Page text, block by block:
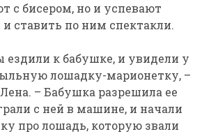
с бисером, но и успевают
и ставить по ним спектакли.
к бабушке, и увидели у
лошадку-марионетку, –
– Бабушка разрешила ее
с ней в машине, и начали
про лошадь, которую звали